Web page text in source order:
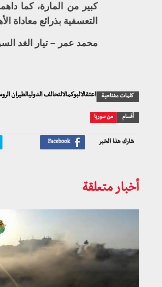
كبير من المارة، كما
التعسفية بذرائع معاداة
محمد عمر – تيار الغد
كلمات مفتاحية اعتقالالبوكمالالتحالف الدوليالطيران
أقسام من سوريا
شارك هذا الخبر
أخبار متعلقة